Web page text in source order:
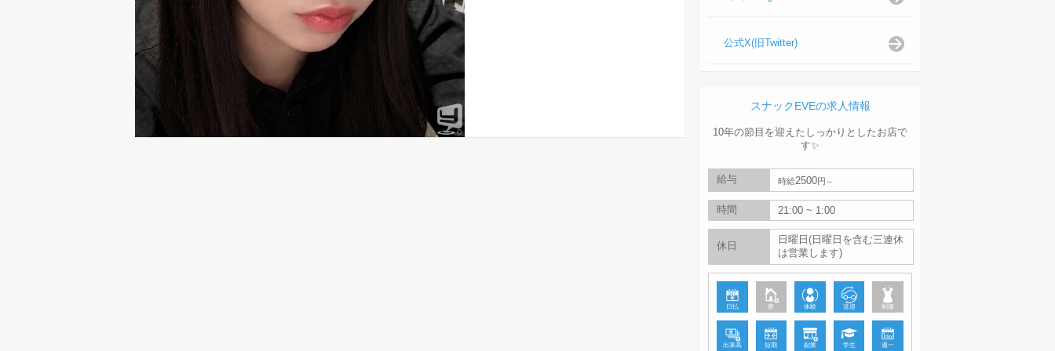
公式X(旧Twitter)
スナックEVEの求人情報
10年の節目を迎えたしっかりとしたお店で
す✨️
給与 時給2500円
時間 21:00 ~ 1:00
休日
日曜日(日曜日を含む三連休
は営業します)
日払 寮 体験 送迎 制服
出来高 短期 副業 学生 週一